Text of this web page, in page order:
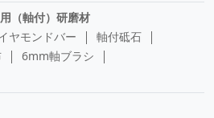
（軸付）研磨材
ヤモンドバー
軸付砥石
6mm軸ブラシ